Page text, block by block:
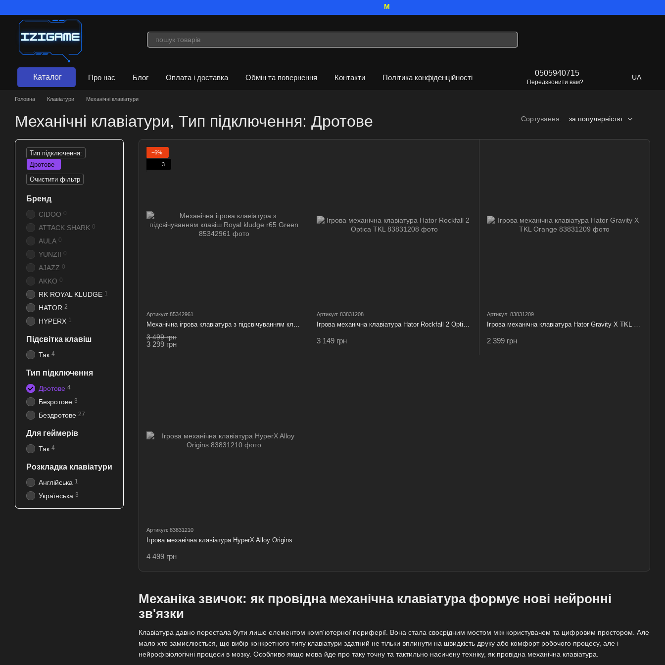
Ми працюємо. Все буде Україна!
Каталог Про нас Блог Оплата і доставка Обмін та повернення Контакти
Політика конфіденційності
0505940715
Передзвонити вам?
UA
Головна Клавіатури Механічні клавіатури
Механічні клавіатури, Тип підключення: Дротове Сортування: за популярністю
Механіка звичок: як провідна механічна клавіатура формує нові нейронні
зв'язки
Клавіатура давно перестала бути лише елементом комп'ютерної периферії. Вона стала своєрідним мостом між користувачем та цифровим простором. Але
мало хто замислюється, що вибір конкретного типу клавіатури здатний не тільки вплинути на швидкість друку або комфорт робочого процесу, але і
нейрофізіологічні процеси в мозку. Особливо якщо мова йде про таку точну та тактильно насичену техніку, як провідна механічна клавіатура.
−6%
3
Артикул: 85342961
Механічна ігрова клавіатура з підсвічуванням клавіш Royal kludge r65 Green
3 499 грн
3 299 грн
Артикул: 83831208
Ігрова механічна клавіатура Hator Rockfall 2 Optica TKL
3 149 грн
Артикул: 83831209
Ігрова механічна клавіатура Hator Gravity X TKL Orange
2 399 грн
Артикул: 83831210
Ігрова механічна клавіатура HyperX Alloy Origins
4 499 грн
Тип підключення:
Дротове
Очистити фільтр
Бренд
CIDOO 0
ATTACK SHARK 0
AULA 0
YUNZII 0
AJAZZ 0
AKKO 0
RK ROYAL KLUDGE 1
HATOR 2
HYPERX 1
Підсвітка клавіш
Так 4
Тип підключення
Дротове 4
Безротове 3
Бездротове 27
Для геймерів
Так 4
Розкладка клавіатури
Англійська 1
Українська 3